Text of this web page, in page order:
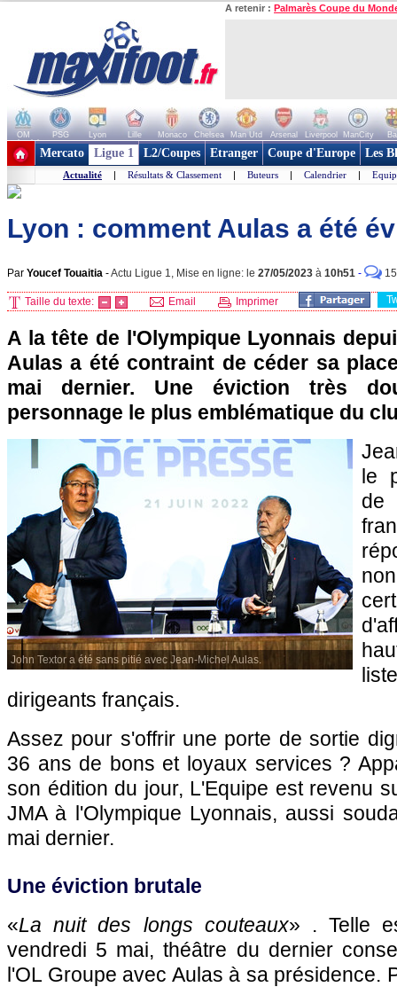
A retenir : Palmarès Coupe du
OM PSG Lyon Lille Monaco Chelsea Man Utd Arsenal Liverpool ManCity
+ de clubs
Mercato Ligue 1 L2/Coupes Etranger Coupe d'Europe Les
Actualité | Résultats & Classement | Buteurs | Calendrier |
Lyon : comment Aulas a été
Par Youcef Touaitia -Actu Ligue 1, Mise en ligne: le 27/05/2023 à 10h51 - 15
Taille du texte: Email Imprimer
A la tête de l'Olympique Lyonnais
Aulas a été contraint de céder sa
mai dernier. Une éviction très
personnage le plus emblématique du
John Textor a été sans pitié avec Jean-Michel Aulas.
le
de
dirigeants français.
Assez pour s'offrir une porte de sortie
36 ans de bons et loyaux services ?
son édition du jour, L'Equipe est revenu
JMA à l'Olympique Lyonnais, aussi
mai dernier.
Une éviction brutale
«La nuit des longs couteaux» . Telle
vendredi 5 mai, théâtre du dernier
l'OL Groupe avec Aulas à sa présidence.